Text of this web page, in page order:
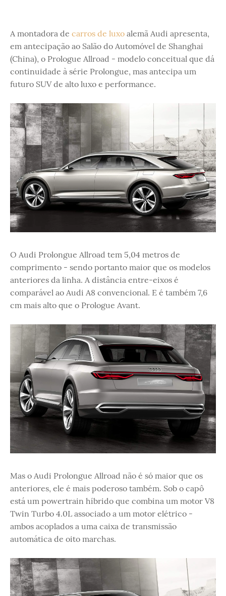
A montadora de carros de luxo alemã Audi apresenta,
em antecipação ao Salão do Automóvel de Shanghai
(China), o Prologue Allroad - modelo conceitual que dá
continuidade à série Prolongue, mas antecipa um
futuro SUV de alto luxo e performance.
O Audi Prolongue Allroad tem 5,04 metros de
comprimento - sendo portanto maior que os modelos
anteriores da linha. A distância entre-eixos é
comparável ao Audi A8 convencional. E é também 7,6
cm mais alto que o Prologue Avant.
Mas o Audi Prolongue Allroad não é só maior que os
anteriores, ele é mais poderoso também. Sob o capô
está um powertrain híbrido que combina um motor V8
Twin Turbo 4.0L associado a um motor elétrico -
ambos acoplados a uma caixa de transmissão
automática de oito marchas.